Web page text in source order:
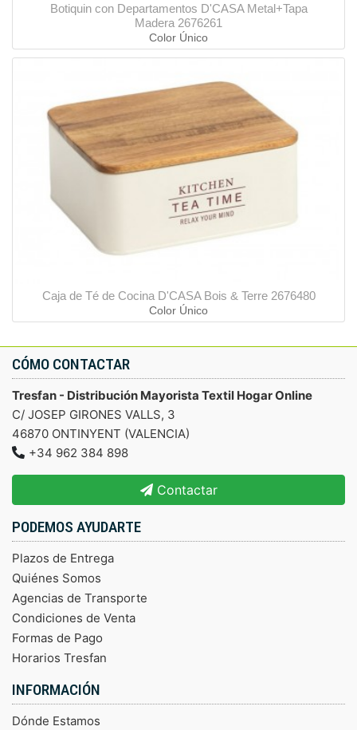
Botiquin con Departamentos D'CASA Metal+Tapa
Madera 2676261
Color Único
Caja de Té de Cocina D'CASA Bois & Terre 2676480
Color Único
CÓMO CONTACTAR
Tresfan - Distribución Mayorista Textil Hogar Online
C/ JOSEP GIRONES VALLS, 3
46870 ONTINYENT (VALENCIA)
+34 962 384 898
Contactar
PODEMOS AYUDARTE
Plazos de Entrega
Quiénes Somos
Agencias de Transporte
Condiciones de Venta
Formas de Pago
Horarios Tresfan
INFORMACIÓN
Dónde Estamos